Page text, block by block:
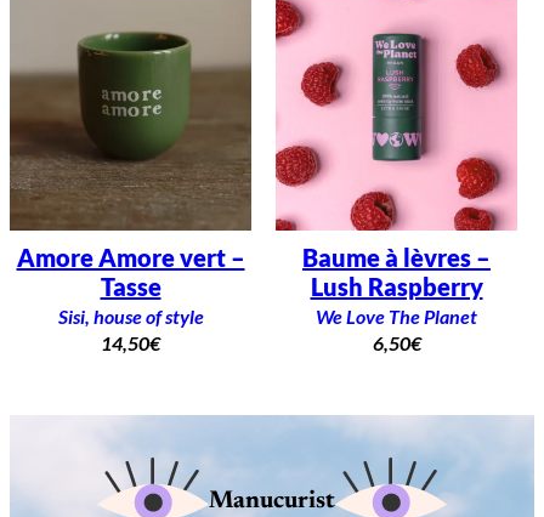
Amore Amore vert –
Tasse
Sisi, house of style
14,50€
Baume à lèvres –
Lush Raspberry
We Love The Planet
6,50€
Manucurist